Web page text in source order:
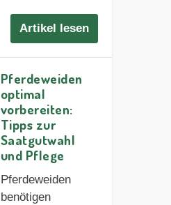
Artikel lesen
Pferdeweiden
optimal
vorbereiten:
Tipps zur
Saatgutwahl
und Pflege
Pferdeweiden
benötigen